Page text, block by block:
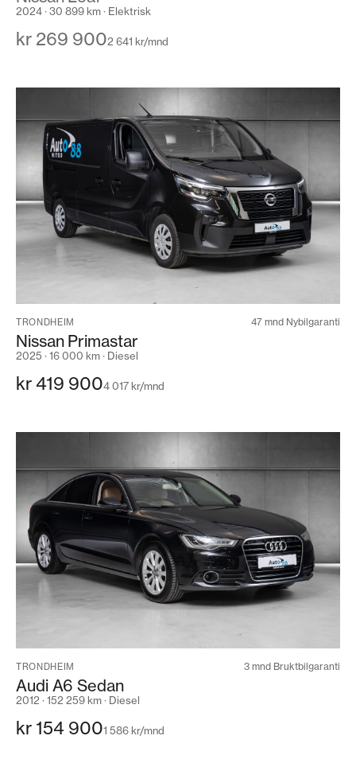
2024 · 30 899 km · Elektrisk
kr 269 9002 641 kr/mnd
TRONDHEIM 47 mnd Nybilgaranti
Nissan Primastar
2025 · 16 000 km · Diesel
kr 419 9004 017 kr/mnd
TRONDHEIM 3 mnd Bruktbilgaranti
Audi A6 Sedan
2012 · 152 259 km · Diesel
kr 154 9001 586 kr/mnd